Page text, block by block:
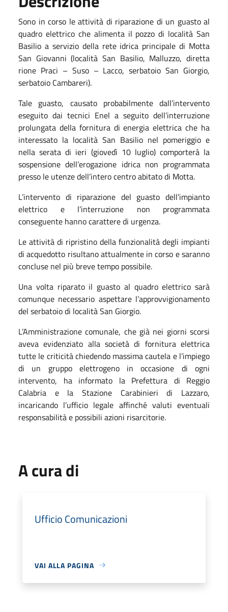
Sono in corso le attività di riparazione di un guasto al
quadro elettrico che alimenta il pozzo di località San
Basilio a servizio della rete idrica principale di Motta
San Giovanni (località San Basilio, Malluzzo, diretta
rione Praci – Suso – Lacco, serbatoio San Giorgio,
serbatoio Cambareri).
Tale guasto, causato probabilmente dall’intervento
eseguito dai tecnici Enel a seguito dell’interruzione
prolungata della fornitura di energia elettrica che ha
interessato la località San Basilio nel pomeriggio e
nella serata di ieri (giovedì 10 luglio) comporterà la
sospensione dell’erogazione idrica non programmata
presso le utenze dell’intero centro abitato di Motta.
L’intervento di riparazione del guasto dell’impianto
elettrico e l’interruzione non programmata
conseguente hanno carattere di urgenza.
Le attività di ripristino della funzionalità degli impianti
di acquedotto risultano attualmente in corso e saranno
concluse nel più breve tempo possibile.
Una volta riparato il guasto al quadro elettrico sarà
comunque necessario aspettare l’approvvigionamento
del serbatoio di località San Giorgio.
L’Amministrazione comunale, che già nei giorni scorsi
aveva evidenziato alla società di fornitura elettrica
tutte le criticità chiedendo massima cautela e l’impiego
di un gruppo elettrogeno in occasione di ogni
intervento, ha informato la Prefettura di Reggio
Calabria e la Stazione Carabinieri di Lazzaro,
incaricando l’ufficio legale affinché valuti eventuali
responsabilità e possibili azioni risarcitorie.
A cura di
Ufficio Comunicazioni
VAI ALLA PAGINA